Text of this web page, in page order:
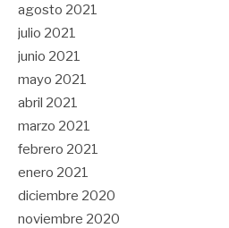
agosto 2021
julio 2021
junio 2021
mayo 2021
abril 2021
marzo 2021
febrero 2021
enero 2021
diciembre 2020
noviembre 2020